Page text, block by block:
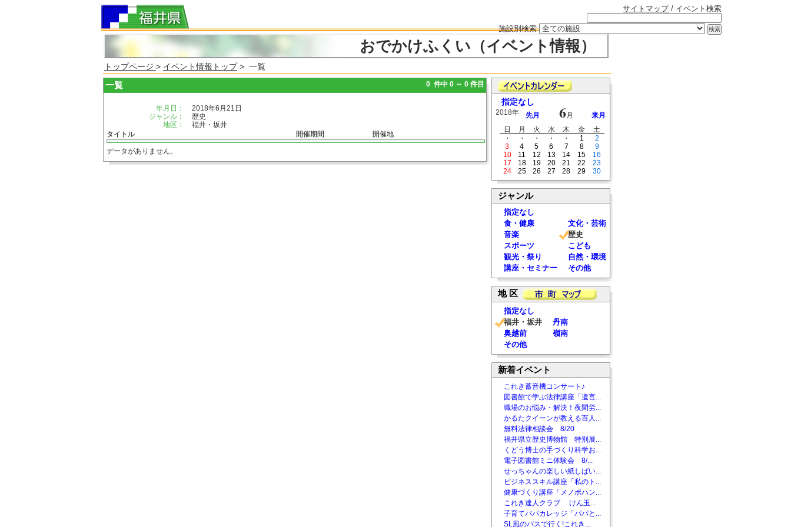
サイトマップ/ イベント検索
施設別検索
おでかけふくい（イベント情報）
トップページ > イベント情報トップ> 一覧
一覧 0 件中 0 ～ 0 件目
年月日：
2018年6月21日
ジャンル：
歴史
地区：
福井・坂井
タイトル
開催期間 開催地
データがありません。
指定なし
2018年 先月 6月
来月
日
月 火 水 木 金
土
・
・ ・ ・ ・ 1
2
3
4 5 6 7 8
9
10
11 12 13 14 15
16
17
18 19 20 21 22
23
24
25 26 27 28 29 30
ジャンル
指定なし
食・健康
文化・芸術
音楽
歴史
スポーツ
こども
観光・祭り
自然・環境
講座・セミナー
その他
地 区
指定なし
福井・坂井
丹南
奥越前
嶺南
その他
新着イベント
これき蓄音機コンサート♪
図書館で学ぶ法律講座「遺言...
職場のお悩み・解決！夜間労...
かるたクイーンが教える百人...
無料法律相談会 8/20
福井県立歴史博物館 特別展...
くどう博士の手づくり科学お...
電子図書館ミニ体験会 8/...
せっちゃんの楽しい紙しばい...
ビジネススキル講座「私のト...
健康づくり講座「メノポハン...
これき達人クラブ けん玉...
子育てパパカレッジ「パパと...
SL風のバスで行く!これき...